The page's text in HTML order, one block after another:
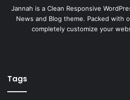
Jannah is a Clean Responsive
News and Blog theme. Packed with
completely customize your
Tags